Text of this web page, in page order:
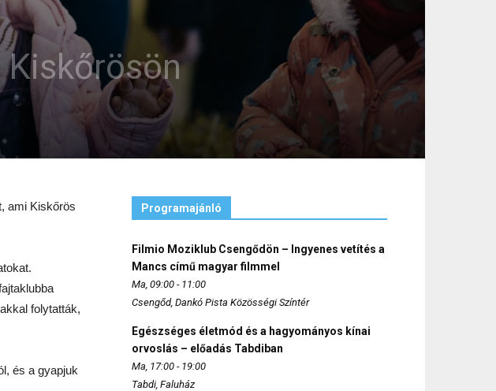
ami Kiskőrös
folytatták,
és a gyapjuk
Programajánló
Filmio Moziklub Csengődön – Ingyenes vetítés a
Mancs című magyar filmmel
Ma, 09:00 - 11:00
Csengőd, Dankó Pista Közösségi Színtér
Egészséges életmód és a hagyományos kínai
orvoslás – előadás Tabdiban
Ma, 17:00 - 19:00
Tabdi, Faluház